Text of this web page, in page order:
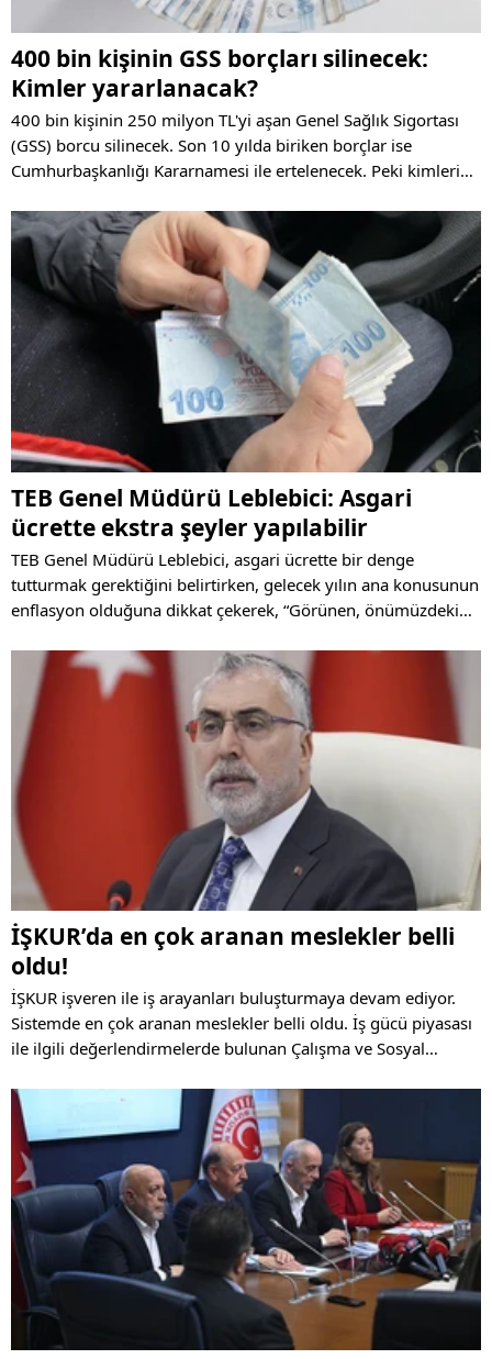
400 bin kişinin GSS borçları silinecek:
Kimler yararlanacak?
400 bin kişinin 250 milyon TL'yi aşan Genel Sağlık Sigortası
(GSS) borcu silinecek. Son 10 yılda biriken borçlar ise
Cumhurbaşkanlığı Kararnamesi ile ertelenecek. Peki kimlerin
TEB Genel Müdürü Leblebici: Asgari
ücrette ekstra şeyler yapılabilir
TEB Genel Müdürü Leblebici, asgari ücrette bir denge
tutturmak gerektiğini belirtirken, gelecek yılın ana konusunun
enflasyon olduğuna dikkat çekerek, “Görünen, önümüzdeki
yapılabilir" dedi.
İŞKUR’da en çok aranan meslekler belli
oldu!
İŞKUR işveren ile iş arayanları buluşturmaya devam ediyor.
Sistemde en çok aranan meslekler belli oldu. İş gücü piyasası
ile ilgili değerlendirmelerde bulunan Çalışma ve Sosyal
işverenin 50 bin işçiye ulaştığını açıkladı.